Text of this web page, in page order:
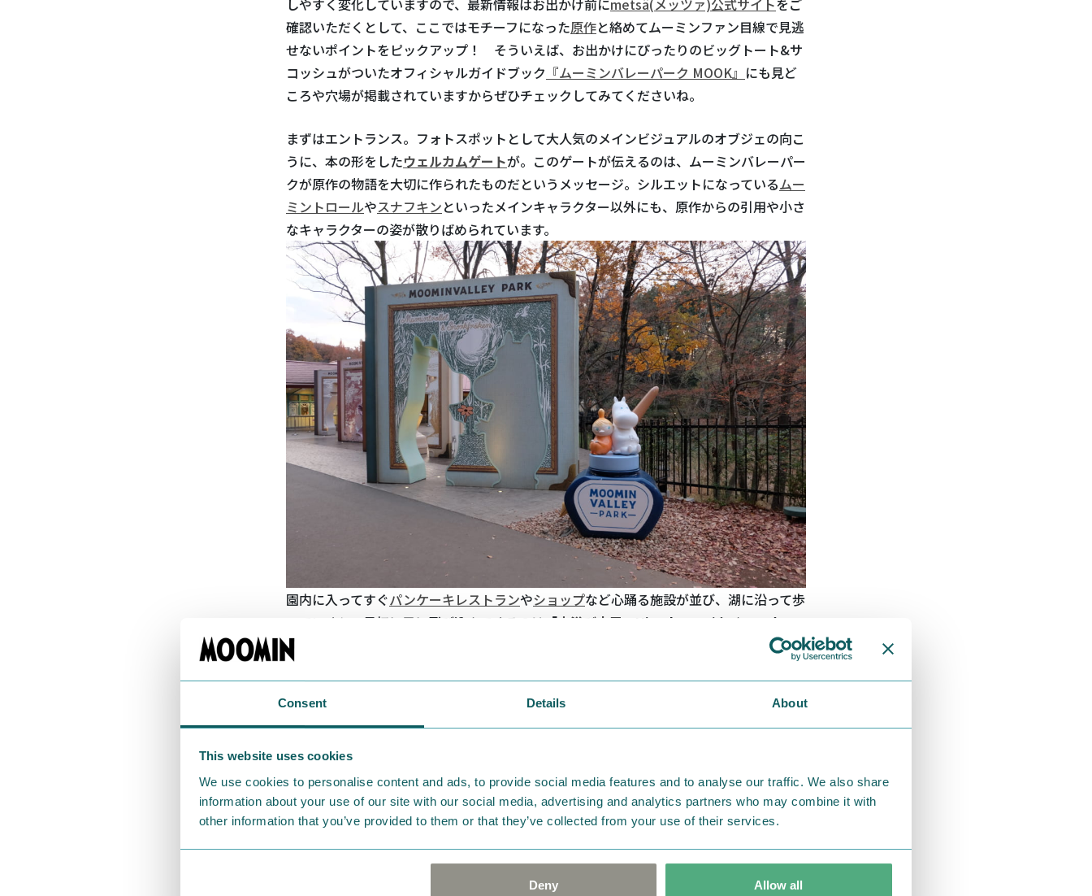
Consent Details About
This website uses cookies
We use cookies to personalise content and ads, to provide social media features and to analyse our traffic. We also share
information about your use of our site with our social media, advertising and analytics partners who may combine it with
other information that you’ve provided to them or that they’ve collected from your use of their services.
Deny Allow all
しやすく変化していますので、最新情報はお出かけ前にmetsä(メッツァ)公式サイトをご
確認いただくとして、ここではモチーフになった原作と絡めてムーミンファン目線で見逃
せないポイントをピックアップ！ そういえば、お出かけにぴったりのビッグトート&サ
コッシュがついたオフィシャルガイドブック 『ムーミンバレーパーク MOOK』 にも見ど
ころや穴場が掲載されていますからぜひチェックしてみてくださいね。
まずはエントランス。フォトスポットとして大人気のメインビジュアルのオブジェの向こ
うに、本の形をしたウェルカムゲートが。このゲートが伝えるのは、ムーミンバレーパー
クが原作の物語を大切に作られたものだというメッセージ。シルエットになっているムー
ミントロールやスナフキンといったメインキャラクター以外にも、原作からの引用や小さ
なキャラクターの姿が散りばめられています。
園内に入ってすぐパンケーキレストランやショップなど心踊る施設が並び、湖に沿って歩
いていくと、最初に目に飛び込んでくるのは 「 水浴び小屋
Uimahuone(ウイマフオ
ネ)」
が船で海へ漕ぎだしたり、海水浴を楽しんだりす
るための桟橋と小屋は、
が造りました。この小屋は何度も物語に登場します
ら中を覗くと、冬には
（トゥーティッキ）の青い帽子やしましまの服、夏に